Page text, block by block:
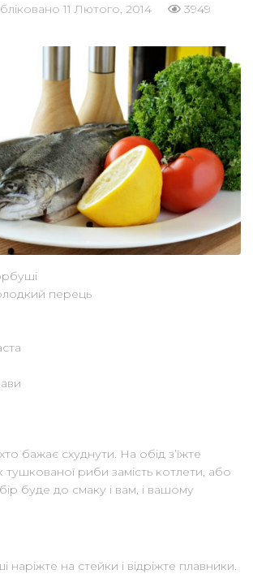
11 Лютого, 2014 3949
перець
бажає схуднути. На обід з’їжте
риби замість котлети, або
буде до смаку і вам, і вашому
наріжте на стейки і відріжте плавники.